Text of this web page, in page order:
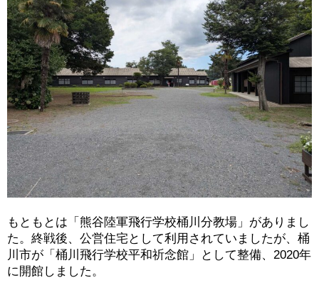
もともとは「熊谷陸軍飛行学校桶川分教場」がありまし
た。終戦後、公営住宅として利用されていましたが、桶
川市が「桶川飛行学校平和祈念館」として整備、2020年
に開館しました。